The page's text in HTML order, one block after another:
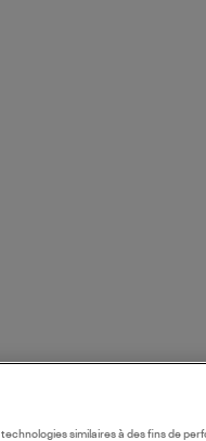
similaires à des fins de